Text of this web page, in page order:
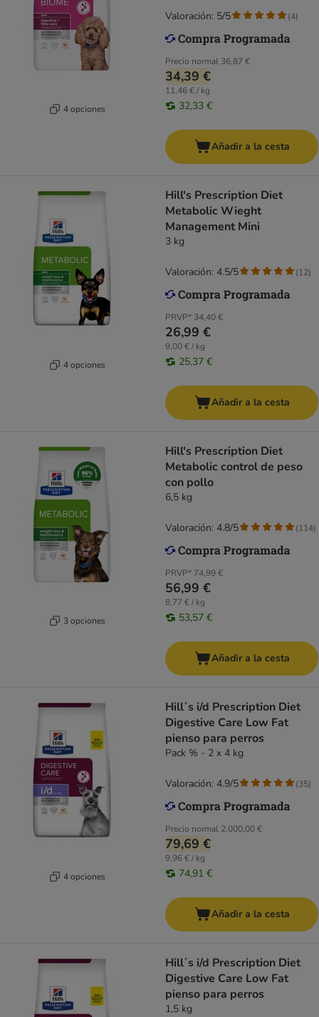
4 opciones
Precio normal 36,87 €
34,39 €
11,46 € / kg
32,33 €
Valoración: 5/5 (4)
Añadir a la cesta
4 opciones
Hill's Prescription Diet
Metabolic Wieght
Management Mini
3 kg
PRVP* 34,40 €
26,99 €
9,00 € / kg
25,37 €
Valoración: 4.5/5 (12)
Añadir a la cesta
3 opciones
Hill's Prescription Diet
Metabolic control de peso
con pollo
6,5 kg
PRVP* 74,99 €
56,99 €
8,77 € / kg
53,57 €
Valoración: 4.8/5 (114)
Añadir a la cesta
4 opciones
Hill´s i/d Prescription Diet
Digestive Care Low Fat
pienso para perros
Pack % - 2 x 4 kg
Precio normal 2.000,00 €
79,69 €
9,96 € / kg
74,91 €
Valoración: 4.9/5 (35)
Añadir a la cesta
Hill´s i/d Prescription Diet
Digestive Care Low Fat
pienso para perros
1,5 kg